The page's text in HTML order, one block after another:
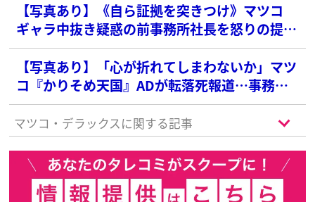
【写真あり】《自ら証拠を突きつけ》マツコ
ギャラ中抜き疑惑の前事務所社長を怒りの提訴
へ！損害賠償額は約10億円に
【写真あり】「心が折れてしまわないか」マツ
コ『かりそめ天国』ADが転落死報道…事務所
社長が中抜き疑惑、遠野なぎこさん事故死、続
く心労に募る心配の声
マツコ・デラックスに関する記事